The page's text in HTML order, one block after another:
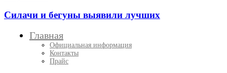
Силачи и бегуны выявили лучших
Главная
Официальная информация
Контакты
Прайс